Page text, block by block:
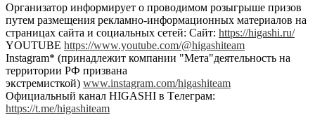
Организатор информирует о проводимом розыгрыше призов
путем размещения рекламно-информационных материалов на
страницах сайта и социальных сетей: Сайт: https://higashi.ru/
YOUTUBE https://www.youtube.com/@higashiteam
Instagram* (принадлежит компании "Мета"деятельность на
территории РФ призвана
экстремисткой) www.instagram.com/higashiteam
Официальный канал HIGASHI в Tелеграм:
https://t.me/higashiteam